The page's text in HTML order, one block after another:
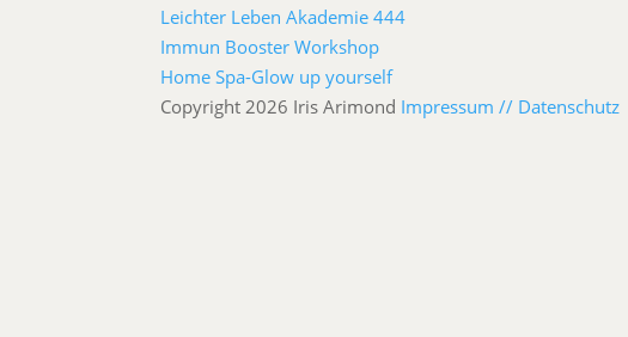
Leichter Leben Akademie 444
Immun Booster Workshop
Home Spa-Glow up yourself
Copyright 2026 Iris Arimond Impressum // Datenschutz